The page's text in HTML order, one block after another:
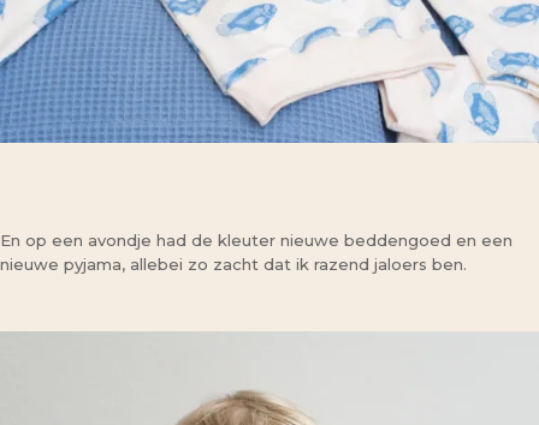
En op een avondje had de kleuter nieuwe beddengoed en een
nieuwe pyjama, allebei zo zacht dat ik razend jaloers ben.